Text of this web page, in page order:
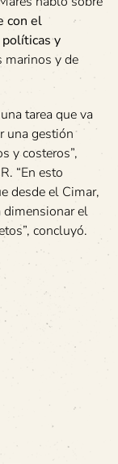
con el
y
marinos y de
tarea que va
una gestión
y costeros”,
“En esto
desde el Cimar,
dimensionar el
concluyó.